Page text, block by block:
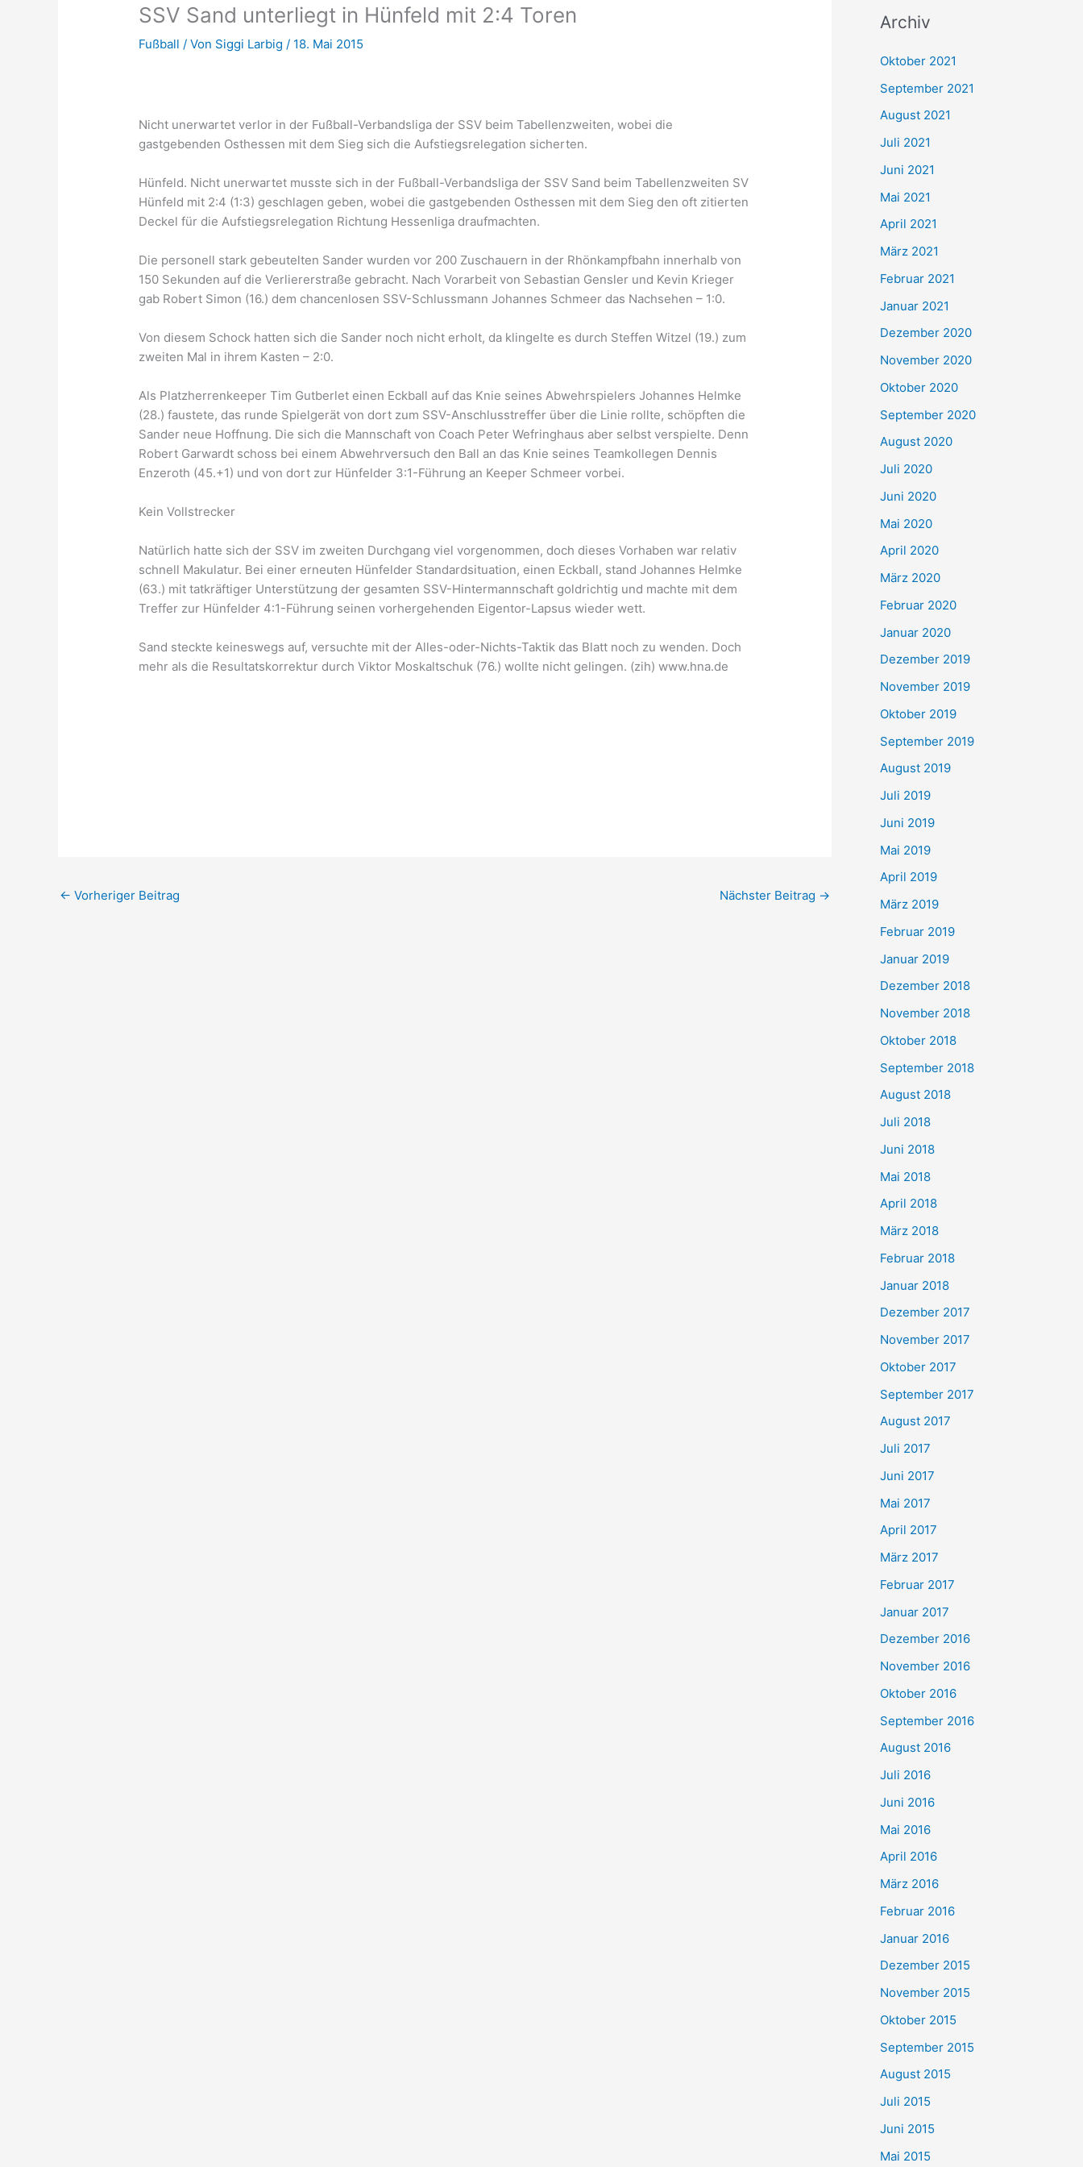
SSV Sand unterliegt in Hünfeld mit 2:4 Toren
Fußball / Von Siggi Larbig/ 18. Mai 2015
Nicht unerwartet verlor in der Fußball-Verbandsliga der SSV beim Tabellenzweiten, wobei die
gastgebenden Osthessen mit dem Sieg sich die Aufstiegsrelegation sicherten.
Hünfeld. Nicht unerwartet musste sich in der Fußball-Verbandsliga der SSV Sand beim Tabellenzweiten SV
Hünfeld mit 2:4 (1:3) geschlagen geben, wobei die gastgebenden Osthessen mit dem Sieg den oft zitierten
Deckel für die Aufstiegsrelegation Richtung Hessenliga draufmachten.
Die personell stark gebeutelten Sander wurden vor 200 Zuschauern in der Rhönkampfbahn innerhalb von
150 Sekunden auf die Verliererstraße gebracht. Nach Vorarbeit von Sebastian Gensler und Kevin Krieger
gab Robert Simon (16.) dem chancenlosen SSV-Schlussmann Johannes Schmeer das Nachsehen – 1:0.
Von diesem Schock hatten sich die Sander noch nicht erholt, da klingelte es durch Steffen Witzel (19.) zum
zweiten Mal in ihrem Kasten – 2:0.
Als Platzherrenkeeper Tim Gutberlet einen Eckball auf das Knie seines Abwehrspielers Johannes Helmke
(28.) faustete, das runde Spielgerät von dort zum SSV-Anschlusstreffer über die Linie rollte, schöpften die
Sander neue Hoffnung. Die sich die Mannschaft von Coach Peter Wefringhaus aber selbst verspielte. Denn
Robert Garwardt schoss bei einem Abwehrversuch den Ball an das Knie seines Teamkollegen Dennis
Enzeroth (45.+1) und von dort zur Hünfelder 3:1-Führung an Keeper Schmeer vorbei.
Kein Vollstrecker
Natürlich hatte sich der SSV im zweiten Durchgang viel vorgenommen, doch dieses Vorhaben war relativ
schnell Makulatur. Bei einer erneuten Hünfelder Standardsituation, einen Eckball, stand Johannes Helmke
(63.) mit tatkräftiger Unterstützung der gesamten SSV-Hintermannschaft goldrichtig und machte mit dem
Treffer zur Hünfelder 4:1-Führung seinen vorhergehenden Eigentor-Lapsus wieder wett.
Sand steckte keineswegs auf, versuchte mit der Alles-oder-Nichts-Taktik das Blatt noch zu wenden. Doch
mehr als die Resultatskorrektur durch Viktor Moskaltschuk (76.) wollte nicht gelingen. (zih) www.hna.de
← Vorheriger Beitrag Nächster Beitrag →
h
e
n
h
:
Archiv
Oktober 2021
September 2021
August 2021
Juli 2021
Juni 2021
Mai 2021
April 2021
März 2021
Februar 2021
Januar 2021
Dezember 2020
November 2020
Oktober 2020
September 2020
August 2020
Juli 2020
Juni 2020
Mai 2020
April 2020
März 2020
Februar 2020
Januar 2020
Dezember 2019
November 2019
Oktober 2019
September 2019
August 2019
Juli 2019
Juni 2019
Mai 2019
April 2019
März 2019
Februar 2019
Januar 2019
Dezember 2018
November 2018
Oktober 2018
September 2018
August 2018
Juli 2018
Juni 2018
Mai 2018
April 2018
März 2018
Februar 2018
Januar 2018
Dezember 2017
November 2017
Oktober 2017
September 2017
August 2017
Juli 2017
Juni 2017
Mai 2017
April 2017
März 2017
Februar 2017
Januar 2017
Dezember 2016
November 2016
Oktober 2016
September 2016
August 2016
Juli 2016
Juni 2016
Mai 2016
April 2016
März 2016
Februar 2016
Januar 2016
Dezember 2015
November 2015
Oktober 2015
September 2015
August 2015
Juli 2015
Juni 2015
Mai 2015